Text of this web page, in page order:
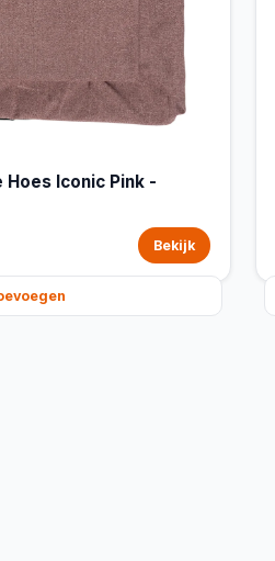
Hoes Iconic Pink -
Bekijk